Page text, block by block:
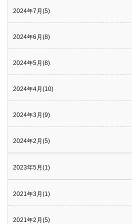
2024年7月(5)
2024年6月(8)
2024年5月(8)
2024年4月(10)
2024年3月(9)
2024年2月(5)
2023年5月(1)
2021年3月(1)
2021年2月(5)